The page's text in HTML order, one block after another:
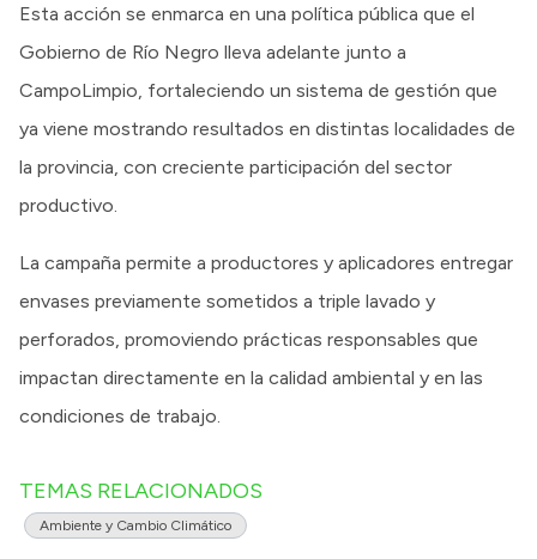
Esta acción se enmarca en una política pública que el
Gobierno de Río Negro lleva adelante junto a
CampoLimpio, fortaleciendo un sistema de gestión que
ya viene mostrando resultados en distintas localidades de
la provincia, con creciente participación del sector
productivo.
La campaña permite a productores y aplicadores entregar
envases previamente sometidos a triple lavado y
perforados, promoviendo prácticas responsables que
impactan directamente en la calidad ambiental y en las
condiciones de trabajo.
TEMAS RELACIONADOS
Ambiente y Cambio Climático